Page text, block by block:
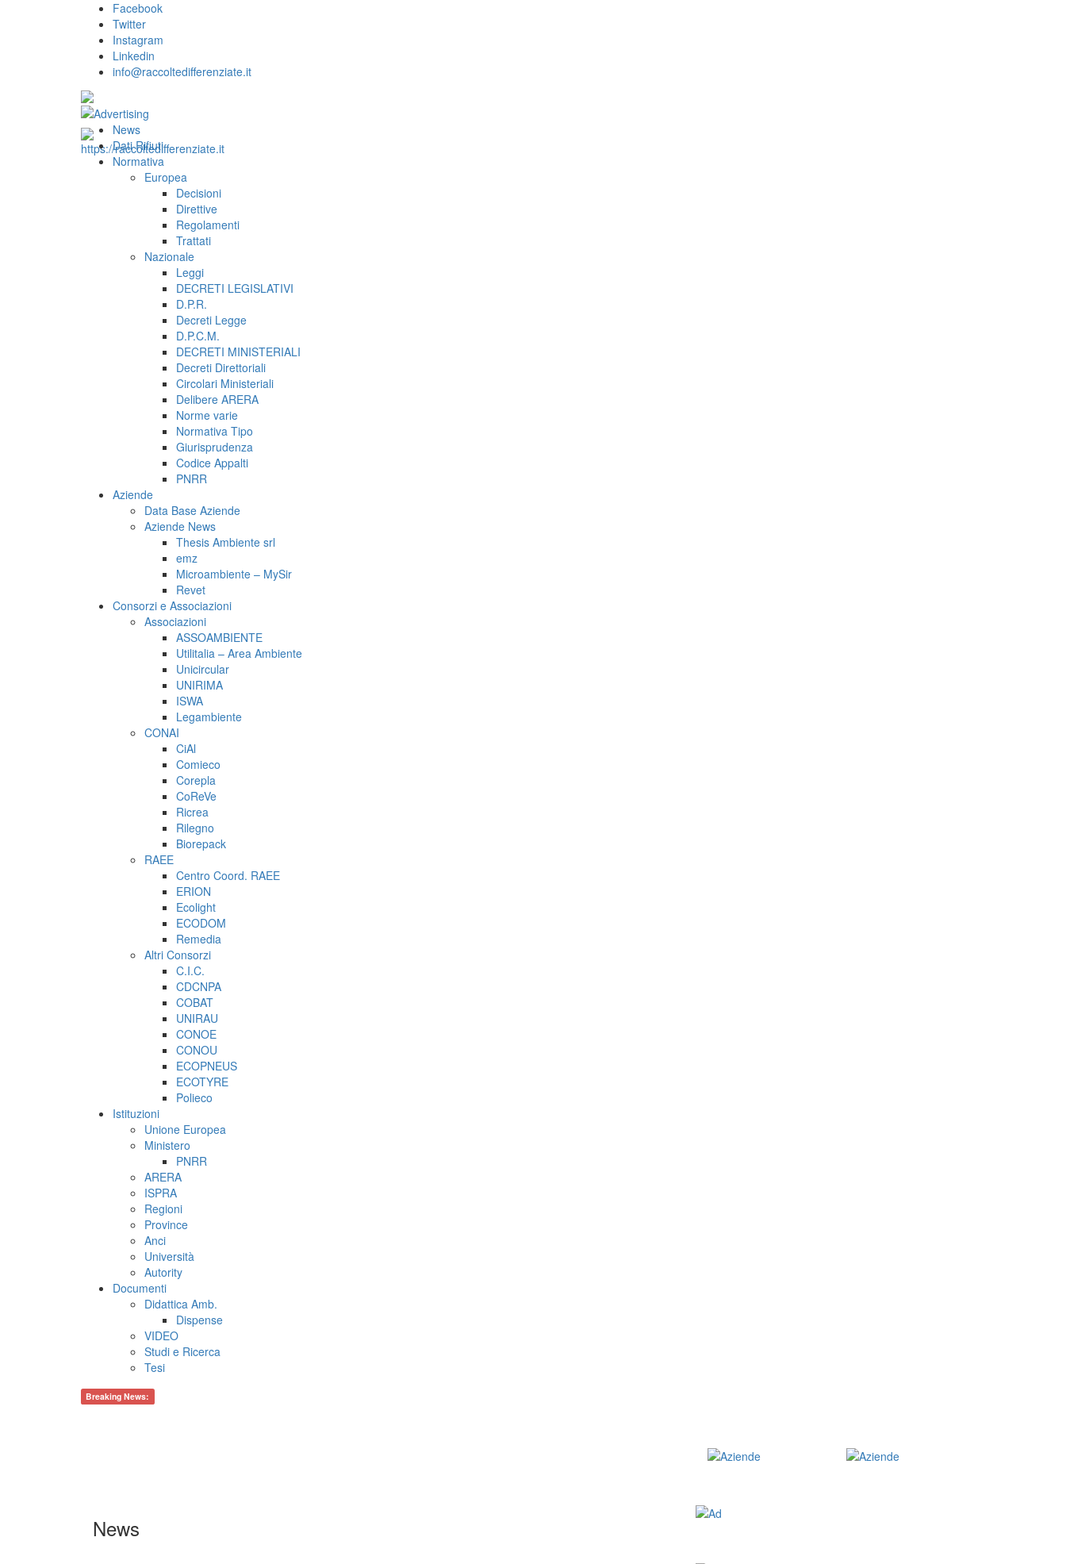
Facebook
Twitter
Instagram
Linkedin
info@raccoltedifferenziate.it
News
Dati Rifiuti
Normativa
Europea
Decisioni
Direttive
Regolamenti
Trattati
Nazionale
Leggi
DECRETI LEGISLATIVI
D.P.R.
Decreti Legge
D.P.C.M.
DECRETI MINISTERIALI
Decreti Direttoriali
Circolari Ministeriali
Delibere ARERA
Norme varie
Normativa Tipo
Giurisprudenza
Codice Appalti
PNRR
Aziende
Data Base Aziende
Aziende News
Thesis Ambiente srl
emz
Microambiente – MySir
Revet
Consorzi e Associazioni
Associazioni
ASSOAMBIENTE
Utilitalia – Area Ambiente
Unicircular
UNIRIMA
ISWA
Legambiente
CONAI
CiAl
Comieco
Corepla
CoReVe
Ricrea
Rilegno
Biorepack
RAEE
Centro Coord. RAEE
ERION
Ecolight
ECODOM
Remedia
Altri Consorzi
C.I.C.
CDCNPA
COBAT
UNIRAU
CONOE
CONOU
ECOPNEUS
ECOTYRE
Polieco
Istituzioni
Unione Europea
Ministero
PNRR
ARERA
ISPRA
Regioni
Province
Anci
Università
Autority
Documenti
Didattica Amb.
Dispense
VIDEO
Studi e Ricerca
Tesi
Breaking News:
News